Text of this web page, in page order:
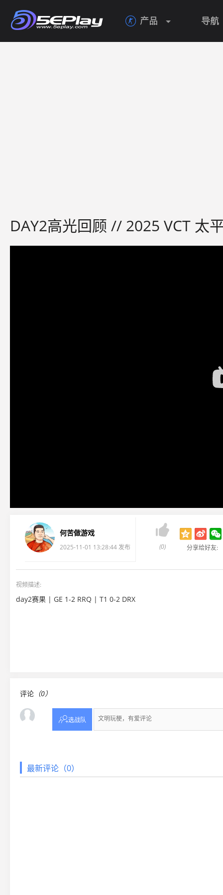
 产品 导航
DAY2高光回顾 // 2025 VCT 太
何苦做游戏
2025-11-01 13:28:44 发布

(0) 分享给好友:
视频描述:
day2赛果 | GE 1-2 RRQ | T1 0-2 DRX
评论 （0）
选战队
最新评论（0）